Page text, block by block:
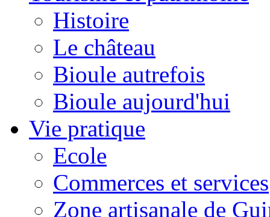
Histoire
Le château
Bioule autrefois
Bioule aujourd'hui
Vie pratique
Ecole
Commerces et services
Zone artisanale de